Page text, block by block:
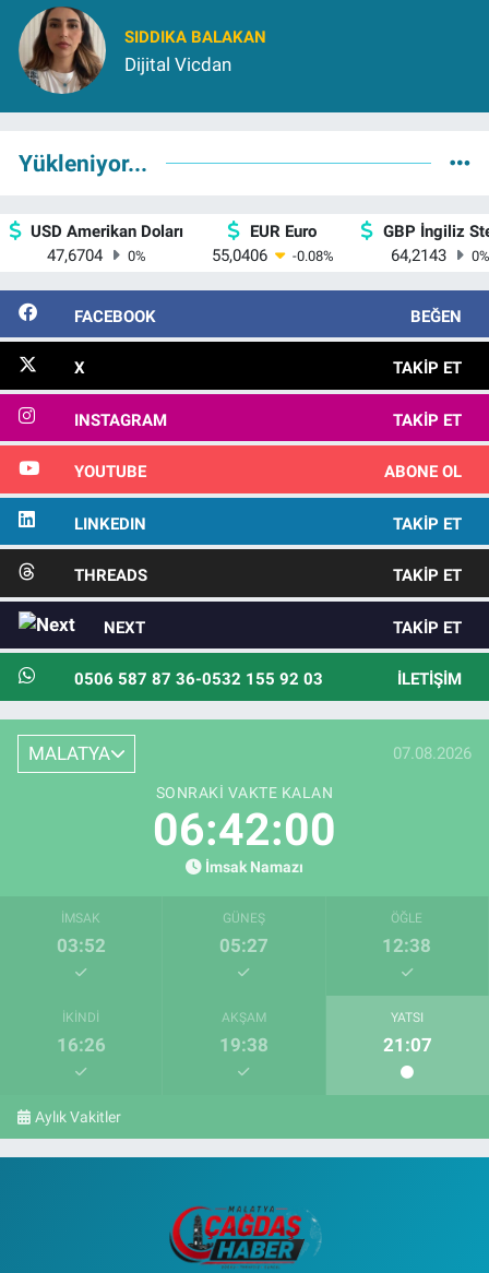
SIDDIKA BALAKAN
Dijital Vicdan
Yükleniyor...
USD Amerikan Doları
47,6704
0%
EUR Euro
55,0406
-0.08%
GBP İngiliz
64,2143
0
FACEBOOK BEĞEN
X TAKIP ET
INSTAGRAM TAKIP ET
YOUTUBE ABONE OL
LINKEDIN TAKIP ET
THREADS TAKIP ET
NEXT TAKIP ET
0506 587 87 36-0532 155 92 03 İLETIŞIM
MALATYA 07.08.2026
SONRAKI VAKTE KALAN
06:41:58
İmsak Namazı
İMSAK
03:52
GÜNEŞ
05:27
ÖĞLE
12:38
İKINDI
16:26
AKŞAM
19:38
YATSI
21:07
Aylık Vakitler